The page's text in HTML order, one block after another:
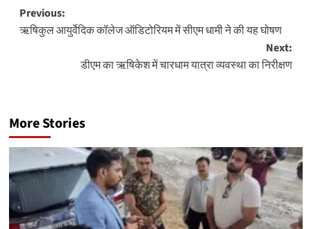
Post
navigation
Previous:
ऋषिकुल आयुर्वेदिक कॉलेज ऑडिटोरियम में सीएम धामी ने की यह घोषण
Next:
डीएम का ऋषिकेश में चारधाम यात्रा व्यवस्था का निरीक्षण
More Stories